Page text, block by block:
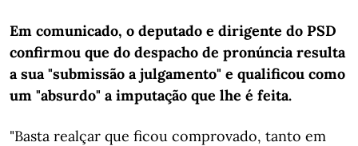
Em comunicado, o deputado e dirigente do PSD
confirmou que do despacho de pronúncia resulta
a sua "submissão a julgamento" e qualificou como
um "absurdo" a imputação que lhe é feita.
"Basta realçar que ficou comprovado, tanto em